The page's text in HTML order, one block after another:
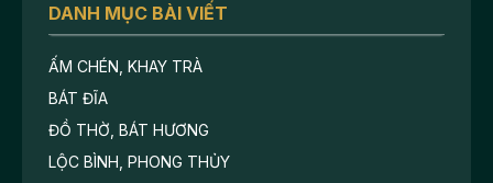
DANH MỤC BÀI VIẾT
ẤM CHÉN, KHAY TRÀ
BÁT ĐĨA
ĐỒ THỜ, BÁT HƯƠNG
LỘC BÌNH, PHONG THỦY